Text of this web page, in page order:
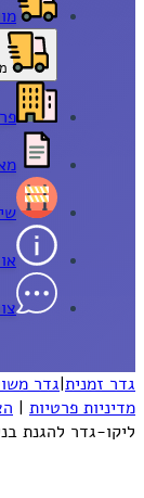
גדר זמנית|גדר
מדיניות פרטיות |
ליקו-גדר להגנת